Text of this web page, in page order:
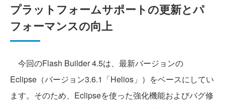
プラットフォームサポートの更新とパ
フォーマンスの向上
今回のFlash Builder 4.5は、最新バージョンの
Eclipse（バージョン3.6.1「Helios」）をベースにしてい
ます。そのため、Eclipseを使った強化機能およびバグ修